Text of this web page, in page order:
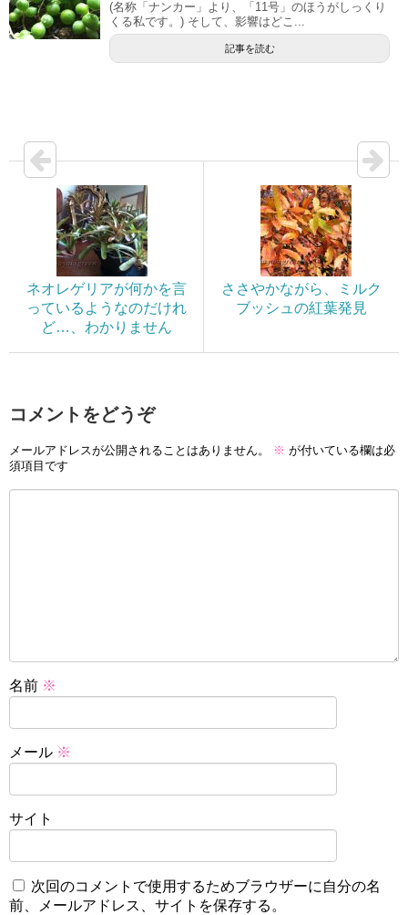
(名称「ナンカー」より、「11号」のほうがしっくり
くる私です。) そして、影響はどこ...
記事を読む
ネオレゲリアが何かを言
っているようなのだけれ
ど…、わかりません
ささやかながら、ミルク
ブッシュの紅葉発見
コメントをどうぞ
メールアドレスが公開されることはありません。 ※ が付いている欄は必
須項目です
名前 ※
メール ※
サイト
次回のコメントで使用するためブラウザーに自分の名
前、メールアドレス、サイトを保存する。